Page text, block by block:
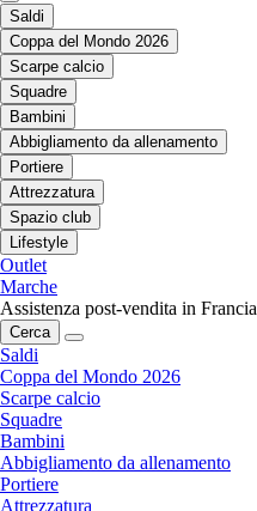
Saldi
Coppa del Mondo 2026
Scarpe calcio
Squadre
Bambini
Abbigliamento da allenamento
Portiere
Attrezzatura
Spazio club
Lifestyle
Outlet
Marche
Assistenza post-vendita in Francia
Cerca
Saldi
Coppa del Mondo 2026
Scarpe calcio
Squadre
Bambini
Abbigliamento da allenamento
Portiere
Attrezzatura